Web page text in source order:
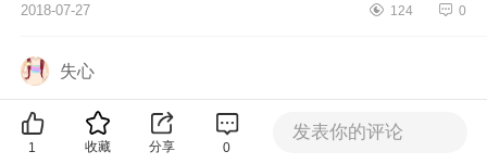
加湿器100℃高温煮沸杀菌不会让细...
2018-07-27 124 0
失心
小熊加湿器怎么加水？容量大
1 收藏 分享 0
发表你的评论